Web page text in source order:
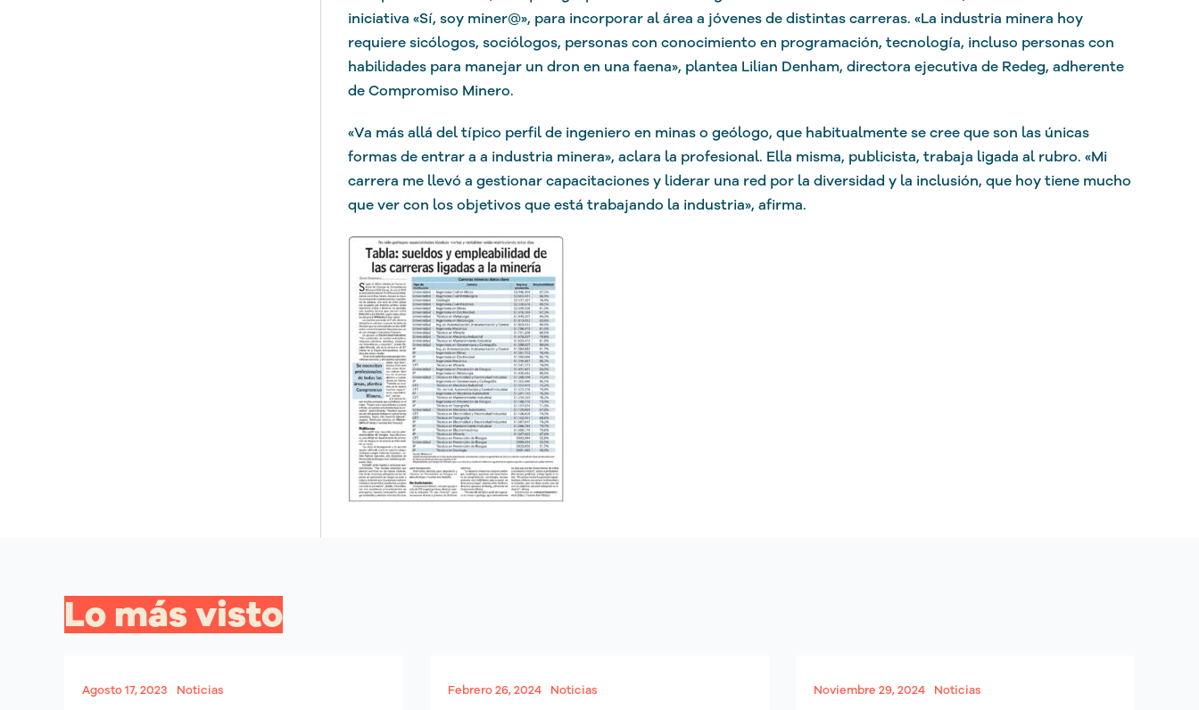
iniciativa «Sí, soy miner@», para incorporar al área a jóvenes de distintas carreras. «La industria minera hoy
requiere sicólogos, sociólogos, personas con conocimiento en programación, tecnología, incluso personas con
habilidades para manejar un dron en una faena», plantea Lilian Denham, directora ejecutiva de Redeg, adherente
de Compromiso Minero.
«Va más allá del típico perfil de ingeniero en minas o geólogo, que habitualmente se cree que son las únicas
formas de entrar a a industria minera», aclara la profesional. Ella misma, publicista, trabaja ligada al rubro. «Mi
carrera me llevó a gestionar capacitaciones y liderar una red por la diversidad y la inclusión, que hoy tiene mucho
que ver con los objetivos que está trabajando la industria», afirma.
Lo más visto
Agosto 17, 2023 Noticias Febrero 26, 2024 Noticias Noviembre 29, 2024 Noticias